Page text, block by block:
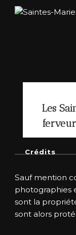
Les
Crédits
Sauf mention
photographies
sont la
sont alors